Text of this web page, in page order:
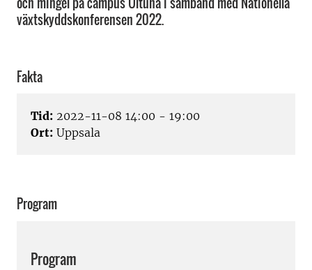
växtskyddskonferensen 2022.
Fakta
Tid: 2022-11-08 14:00 - 19:00
Ort: Uppsala
Program
Program